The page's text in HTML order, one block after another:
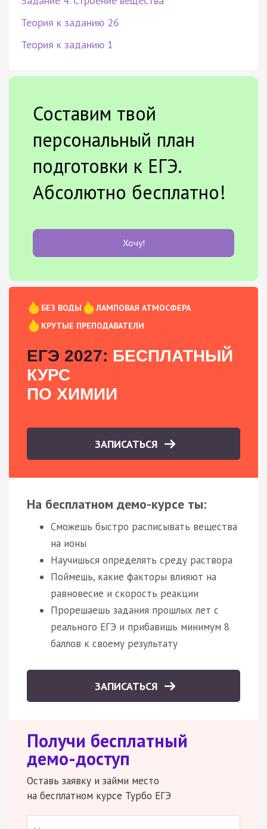
Теория к заданию 26
Теория к заданию 1
Составим твой
персональный план
подготовки к ЕГЭ.
Абсолютно бесплатно!
Хочу!
БЕЗ ВОДЫ
ЛАМПОВАЯ АТМОСФЕРА
КРУТЫЕ ПРЕПОДАВАТЕЛИ
ЕГЭ 2027: БЕСПЛАТНЫЙ
КУРС
ПО ХИМИИ
ЗАПИСАТЬСЯ
На бесплатном демо-курсе ты:
Сможешь быстро расписывать вещества
на ионы
Научишься определять среду раствора
Поймешь, какие факторы влияют на
равновесие и скорость реакции
Прорешаешь задания прошлых лет с
реального ЕГЭ и прибавишь минимум 8
баллов к своему результату
ЗАПИСАТЬСЯ
Получи бесплатный
демо-доступ
Оставь заявку и займи место
на бесплатном курсе Турбо ЕГЭ